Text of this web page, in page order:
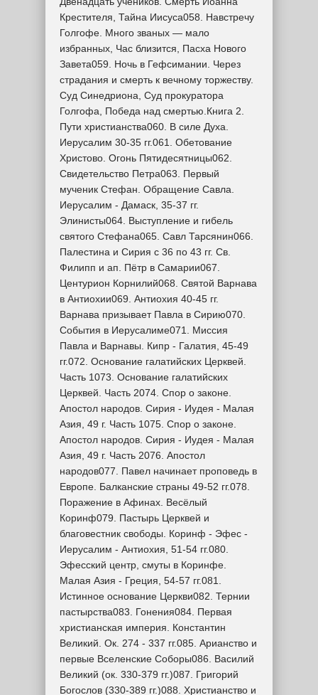
Крестителя, Тайна Иисуса058. Навстречу
Голгофе. Много званых — мало
избранных, Час близится, Пасха Нового
Завета059. Ночь в Гефсимании. Через
страдания и смерть к вечному торжеству.
Суд Синедриона, Суд прокуратора
Голгофа, Победа над смертью.Книга 2.
Пути христианства060. В силе Духа.
Иерусалим 30-35 гг.061. Обетование
Христово. Огонь Пятидесятницы062.
Свидетельство Петра063. Первый
мученик Стефан. Обращение Савла.
Иерусалим - Дамаск, 35-37 гг.
Элинисты064. Выступление и гибель
святого Стефана065. Савл Тарсянин066.
Палестина и Сирия с 36 по 43 гг. Св.
Филипп и ап. Пётр в Самарии067.
Центурион Корнилий068. Святой Варнава
в Антиохии069. Антиохия 40-45 гг.
Варнава призывает Павла в Сирию070.
События в Иерусалиме071. Миссия
Павла и Варнавы. Кипр - Галатия, 45-49
гг.072. Основание галатийских Церквей.
Часть 1073. Основание галатийских
Церквей. Часть 2074. Спор о законе.
Апостол народов. Сирия - Иудея - Малая
Азия, 49 г. Часть 1075. Спор о законе.
Апостол народов. Сирия - Иудея - Малая
Азия, 49 г. Часть 2076. Апостол
народов077. Павел начинает проповедь в
Европе. Балканские страны 49-52 гг.078.
Поражение в Афинах. Весёлый
Коринф079. Пастырь Церквей и
благовестник свободы. Коринф - Эфес -
Иерусалим - Антиохия, 51-54 гг.080.
Эфесский центр, смуты в Коринфе.
Малая Азия - Греция, 54-57 гг.081.
Истинное основание Церкви082. Тернии
пастырства083. Гонения084. Первая
христианская империя. Константин
Великий. Ок. 274 - 337 гг.085. Арианство и
первые Вселенские Соборы086. Василий
Великий (ок. 330-379 гг.)087. Григорий
Богослов (330-389 гг.)088. Христианство и